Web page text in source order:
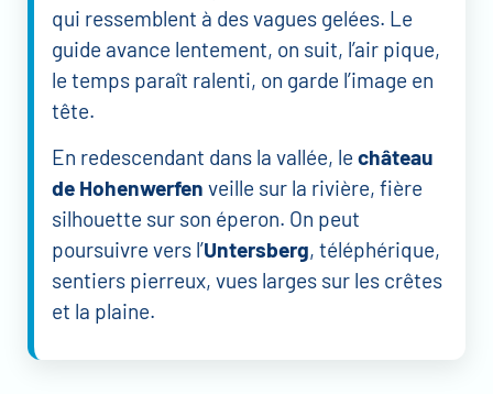
qui ressemblent à des vagues gelées. Le
guide avance lentement, on suit, l’air pique,
le temps paraît ralenti, on garde l’image en
tête.
En redescendant dans la vallée, le château
de Hohenwerfen veille sur la rivière, fière
silhouette sur son éperon. On peut
poursuivre vers l’Untersberg, téléphérique,
sentiers pierreux, vues larges sur les crêtes
et la plaine.